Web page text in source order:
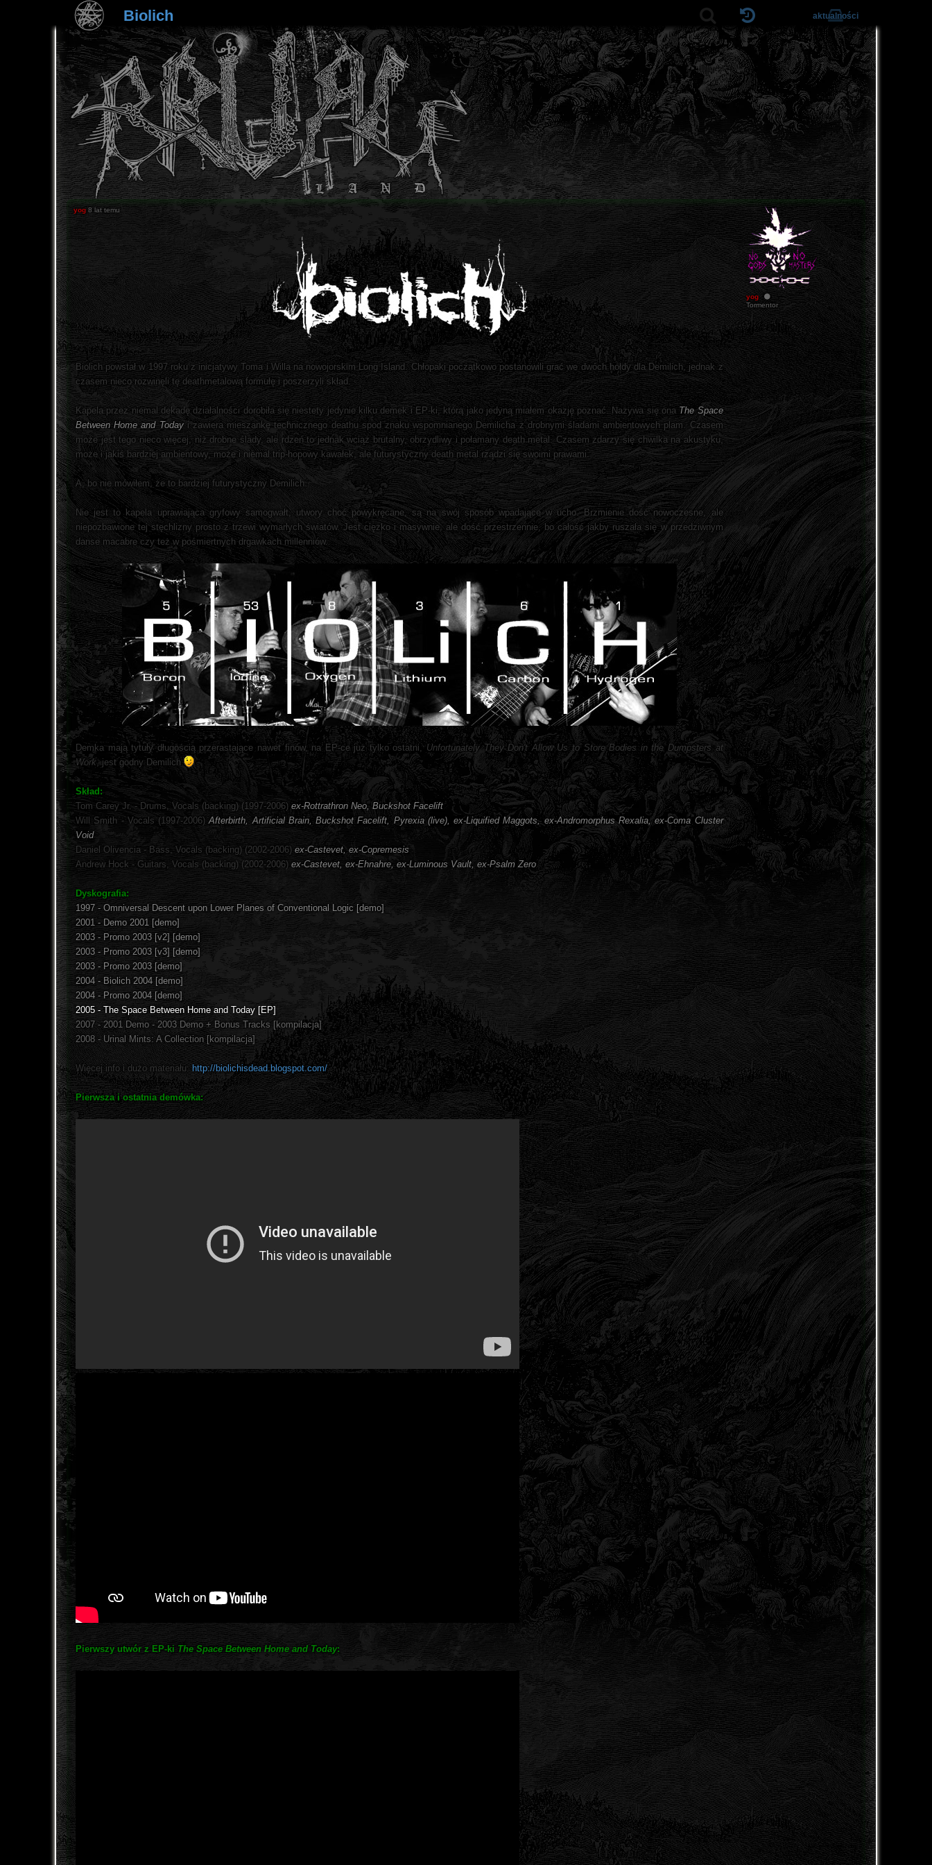
Biolich aktualności
yog
Tormentor
yog 8 lat temu
Biolich powstał w 1997 roku z inicjatywy Toma i Willa na nowojorskim Long Island. Chłopaki początkowo postanowili grać we dwóch hołdy dla Demilich, jednak z
czasem nieco rozwinęli tę deathmetalową formułę i poszerzyli skład.
Kapela przez niemal dekadę działalności dorobiła się niestety jedynie kilku demek i EP-ki, którą jako jedyną miałem okazję poznać. Nazywa się ona The Space
Between Home and Todayi zawiera mieszankę technicznego deathu spod znaku wspomnianego Demilicha z drobnymi śladami ambientowych plam. Czasem
może jest tego nieco więcej, niż drobne ślady, ale rdzeń to jednak wciąż brutalny, obrzydliwy i połamany death metal. Czasem zdarzy się chwilka na akustyku,
może i jakiś bardziej ambientowy, może i niemal trip-hopowy kawałek, ale futurystyczny death metal rządzi się swoimi prawami.
A, bo nie mówiłem, że to bardziej futurystyczny Demilich.
Nie jest to kapela uprawiająca gryfowy samogwałt, utwory choć powykręcane, są na swój sposób wpadające w ucho. Brzmienie dość nowoczesne, ale
niepozbawione tej stęchlizny prosto z trzewi wymarłych światów. Jest ciężko i masywnie, ale dość przestrzennie, bo całość jakby ruszała się w przedziwnym
danse macabre czy też w pośmiertnych drgawkach millenniów.
Demka mają tytuły długością przerastające nawet finów, na EP-ce już tylko ostatni, Unfortunately They Don't Allow Us to Store Bodies in the Dumpsters at
Work, jest godny Demilich
Skład:
Tom Carey Jr. - Drums, Vocals (backing) (1997-2006) ex-Rottrathron Neo, Buckshot Facelift
Will Smith - Vocals (1997-2006)Afterbirth, Artificial Brain, Buckshot Facelift, Pyrexia (live), ex-Liquified Maggots, ex-Andromorphus Rexalia, ex-Coma Cluster
Void
Daniel Olivencia - Bass, Vocals (backing) (2002-2006) ex-Castevet, ex-Copremesis
Andrew Hock - Guitars, Vocals (backing) (2002-2006) ex-Castevet, ex-Ehnahre, ex-Luminous Vault, ex-Psalm Zero
Dyskografia:
1997 - Omniversal Descent upon Lower Planes of Conventional Logic [demo]
2001 - Demo 2001 [demo]
2003 - Promo 2003 [v2] [demo]
2003 - Promo 2003 [v3] [demo]
2003 - Promo 2003 [demo]
2004 - Biolich 2004 [demo]
2004 - Promo 2004 [demo]
2005 - The Space Between Home and Today [EP]
2007 - 2001 Demo - 2003 Demo + Bonus Tracks [kompilacja]
2008 - Urinal Mints: A Collection [kompilacja]
Więcej info i dużo materiału: http://biolichisdead.blogspot.com/
Pierwsza i ostatnia demówka:
Pierwszy utwór z EP-ki The Space Between Home and Today: